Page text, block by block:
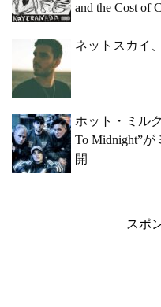
and the Cost of
ネットスカイ
ホット・ミル
To Midnight”
開
スポ